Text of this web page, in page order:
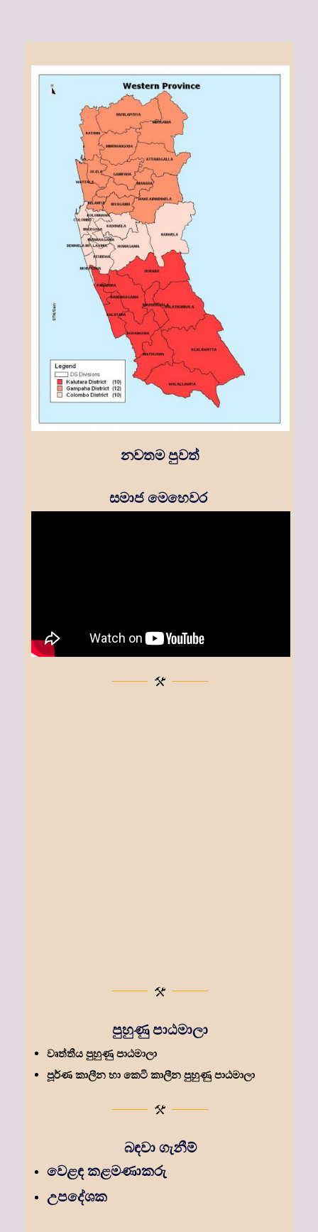
නවතම පුවත්
සමාජ මෙහෙවර
පුහුණු පාඨමාලා
වෘත්තීය පුහුණු පාඨමාලා
පූර්ණ කාලීන හා කෙටි කාලීන පුහුණු පාඨමාලා
බඳවා ගැනීම්
වෙළඳ කළමණාකරු
උපදේශක